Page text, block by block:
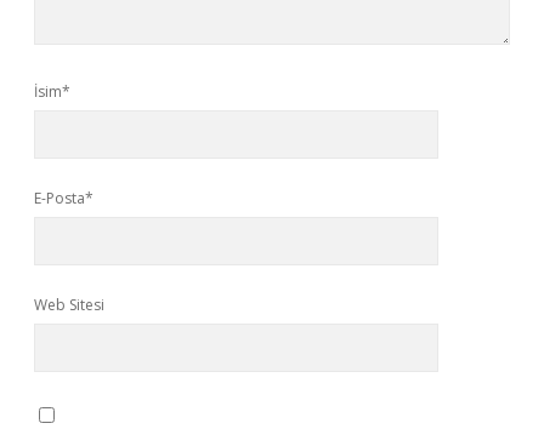
İsim*
E-Posta*
Web Sitesi